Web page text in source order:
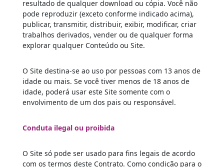
resultado de qualquer download ou cópia. Você não
pode reproduzir (exceto conforme indicado acima),
publicar, transmitir, distribuir, exibir, modificar, criar
trabalhos derivados, vender ou de qualquer forma
explorar qualquer Conteúdo ou Site.
O Site destina-se ao uso por pessoas com 13 anos de
idade ou mais. Se você tiver menos de 18 anos de
idade, poderá usar este Site somente com o
envolvimento de um dos pais ou responsável.
Conduta ilegal ou proibida
O Site só pode ser usado para fins legais de acordo
com os termos deste Contrato. Como condição para o